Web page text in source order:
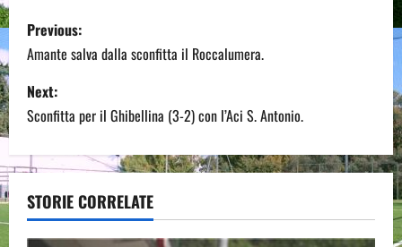
P
o
s
t
n
a
Previous:
Amante salva dalla sconfitta il Roccalumera.
Next:
Sconfitta per il Ghibellina (3-2) con l’Aci S. Antonio.
STORIE CORRELATE